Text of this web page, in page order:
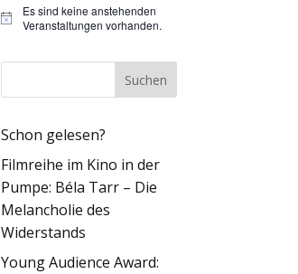
Hinweis
Es sind keine anstehenden
Veranstaltungen vorhanden.
Schon gelesen?
Filmreihe im Kino in der
Pumpe: Béla Tarr – Die
Melancholie des
Widerstands
Young Audience Award: